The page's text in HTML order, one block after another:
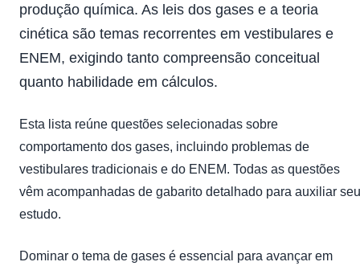
produção química. As leis dos gases e a teoria
cinética são temas recorrentes em vestibulares e
ENEM, exigindo tanto compreensão conceitual
quanto habilidade em cálculos.
Esta lista reúne questões selecionadas sobre
comportamento dos gases, incluindo problemas de
vestibulares tradicionais e do ENEM. Todas as questões
vêm acompanhadas de gabarito detalhado para auxiliar seu
estudo.
Dominar o tema de gases é essencial para avançar em